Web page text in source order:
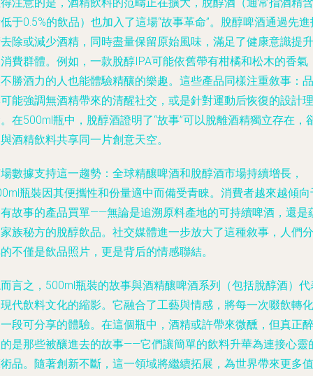
于0.5%的飲品）也加入了這場“故事革命”。脫醇啤酒通過先進
除或減少酒精，同時盡量保留原始風味，滿足了健康意識提升
費群體。例如，一款脫醇IPA可能依舊帶有柑橘和松木的香氣
勝酒力的人也能體驗精釀的樂趣。這些產品同樣注重敘事：品
能強調無酒精帶來的清醒社交，或是針對運動后恢復的設計理
在500ml瓶中，脫醇酒證明了“故事”可以脫離酒精獨立存在，
酒精飲料共享同一片創意天空。
數據支持這一趨勢：全球精釀啤酒和脫醇酒市場持續增長，
瓶裝因其便攜性和份量適中而備受青睞。消費者越來越傾向
故事的產品買單——無論是追溯原料產地的可持續啤酒，還是
族秘方的脫醇飲品。社交媒體進一步放大了這種敘事，人們分
不僅是飲品照片，更是背后的情感聯結。
言之，500ml瓶裝的故事與酒精釀啤酒系列（包括脫醇酒）代
代飲料文化的縮影。它融合了工藝與情感，將每一次啜飲轉化
段可分享的體驗。在這個瓶中，酒精或許帶來微醺，但真正醉
是那些被釀進去的故事——它們讓簡單的飲料升華為連接心靈
品。隨著創新不斷，這一領域將繼續拓展，為世界帶來更多值